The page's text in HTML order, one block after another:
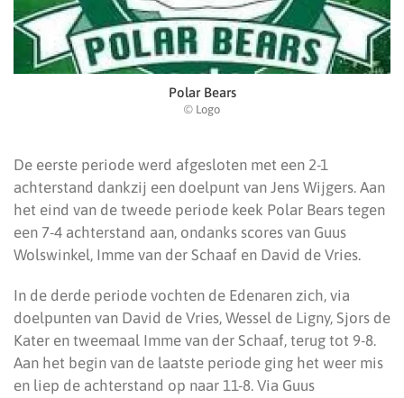
Polar Bears
© Logo
De eerste periode werd afgesloten met een 2-1
achterstand dankzij een doelpunt van Jens Wijgers. Aan
het eind van de tweede periode keek Polar Bears tegen
een 7-4 achterstand aan, ondanks scores van Guus
Wolswinkel, Imme van der Schaaf en David de Vries.
In de derde periode vochten de Edenaren zich, via
doelpunten van David de Vries, Wessel de Ligny, Sjors de
Kater en tweemaal Imme van der Schaaf, terug tot 9-8.
Aan het begin van de laatste periode ging het weer mis
en liep de achterstand op naar 11-8. Via Guus